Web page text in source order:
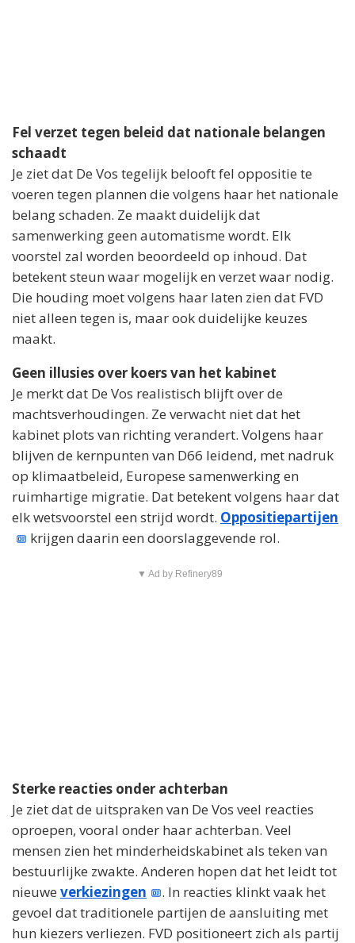
Fel verzet tegen beleid dat nationale belangen
schaadt
Je ziet dat De Vos tegelijk belooft fel oppositie te
voeren tegen plannen die volgens haar het nationale
belang schaden. Ze maakt duidelijk dat
samenwerking geen automatisme wordt. Elk
voorstel zal worden beoordeeld op inhoud. Dat
betekent steun waar mogelijk en verzet waar nodig.
Die houding moet volgens haar laten zien dat FVD
niet alleen tegen is, maar ook duidelijke keuzes
maakt.
Geen illusies over koers van het kabinet
Je merkt dat De Vos realistisch blijft over de
machtsverhoudingen. Ze verwacht niet dat het
kabinet plots van richting verandert. Volgens haar
blijven de kernpunten van D66 leidend, met nadruk
op klimaatbeleid, Europese samenwerking en
ruimhartige migratie. Dat betekent volgens haar dat
elk wetsvoorstel een strijd wordt. Oppositiepartijen
krijgen daarin een doorslaggevende rol.
▼ Ad by Refinery89
Sterke reacties onder achterban
Je ziet dat de uitspraken van De Vos veel reacties
oproepen, vooral onder haar achterban. Veel
mensen zien het minderheidskabinet als teken van
bestuurlijke zwakte. Anderen hopen dat het leidt tot
nieuwe verkiezingen
. In reacties klinkt vaak het
gevoel dat traditionele partijen de aansluiting met
hun kiezers verliezen. FVD positioneert zich als partij